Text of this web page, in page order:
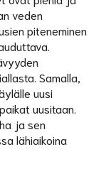
veden
piteneminen
Samalla,
uusi
uusitaan.
ja sen
lähiaikoina